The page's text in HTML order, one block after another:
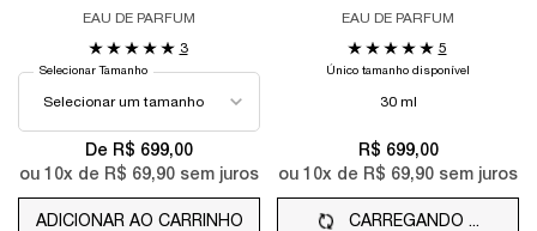
FEMININO FLORAL PICANTE
GENGIBRE
EAU DE PARFUM
3
Selecionar Tamanho
De R$ 699,00
ou 10x de R$ 69,90 sem juros
ADICIONAR AO CARRINHO
FEMININO ORIENTAL COM
BAUNILHA
EAU DE PARFUM
5
Único tamanho disponível
30 ml
R$ 699,00
ou 10x de R$ 69,90 sem juros
CARREGANDO ...